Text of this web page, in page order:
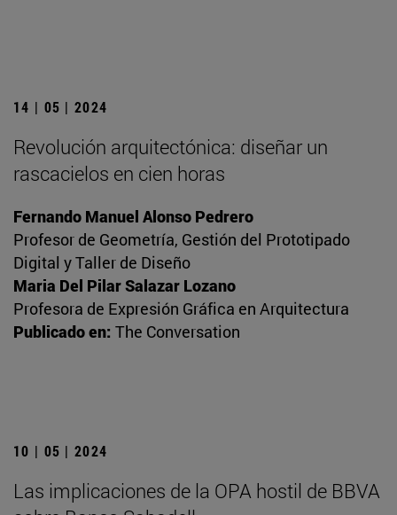
14 | 05 | 2024
Revolución arquitectónica: diseñar un
rascacielos en cien horas
Fernando Manuel Alonso Pedrero
Profesor de Geometría, Gestión del Prototipado
Digital y Taller de Diseño
Maria Del Pilar Salazar Lozano
Profesora de Expresión Gráfica en Arquitectura
Publicado en: The Conversation
10 | 05 | 2024
Las implicaciones de la OPA hostil de BBVA